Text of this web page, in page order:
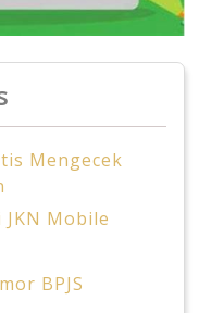
Mengecek
Mobile
BPJS